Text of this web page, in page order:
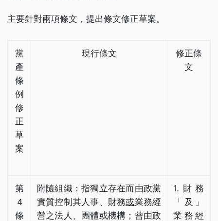
主要針對兩項條文，提出條文修正草案。
黨
產
條
例
修
正
草
案
現行條文
修正條
文
第
4
條
附隨組織：指獨立存在而由政黨
實質控制其人事、財務或業務經
營之法人、團體或機構；曾由政
1.財務
「及」
業務經